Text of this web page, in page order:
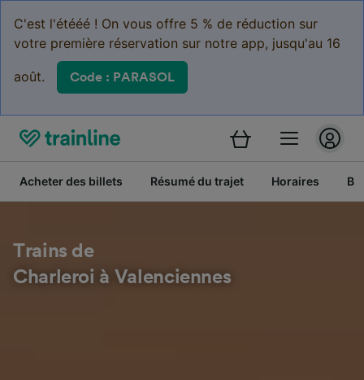
C'est l'étééé ! On vous offre 5 % de réduction sur
votre première réservation sur notre app, jusqu'au 16
août. Code : PARASOL
Acheter des billets Résumé du trajet Horaires
Trains de
Charleroi à Valenciennes